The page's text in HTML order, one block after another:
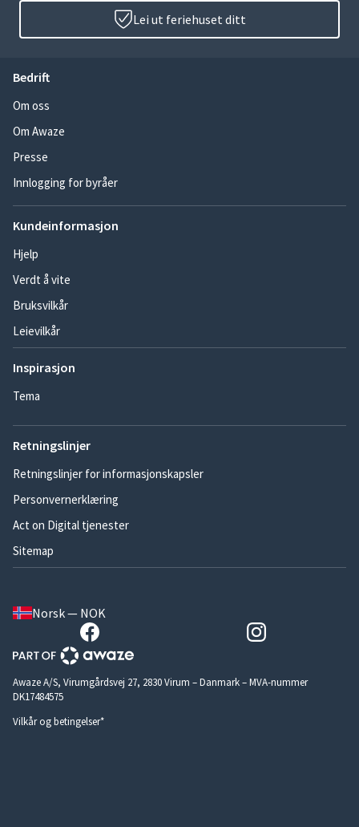
Lei ut feriehuset ditt
Bedrift
Om oss
Om Awaze
Presse
Innlogging for byråer
Kundeinformasjon
Hjelp
Verdt å vite
Bruksvilkår
Leievilkår
Inspirasjon
Tema
Retningslinjer
Retningslinjer for informasjonskapsler
Personvernerklæring
Act on Digital tjenester
Sitemap
Norsk — NOK
Awaze A/S, Virumgårdsvej 27, 2830 Virum – Danmark – MVA-nummer
DK17484575
Vilkår og betingelser*